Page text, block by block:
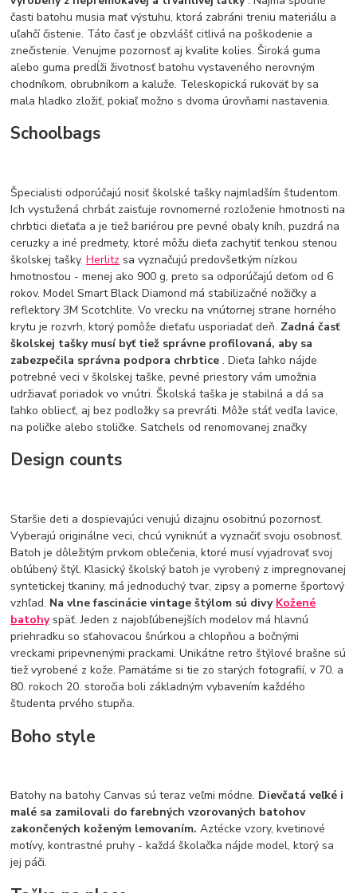
časti batohu musia mať výstuhu, ktorá zabráni treniu materiálu a
uľahčí čistenie. Táto časť je obzvlášť citlivá na poškodenie a
znečistenie. Venujme pozornosť aj kvalite kolies. Široká guma
alebo guma predĺži životnosť batohu vystaveného nerovným
chodníkom, obrubníkom a kaluže. Teleskopická rukoväť by sa
mala hladko zložiť, pokiaľ možno s dvoma úrovňami nastavenia.
Schoolbags
Špecialisti odporúčajú nosiť školské tašky najmladším študentom.
Ich vystužená chrbát zaisťuje rovnomerné rozloženie hmotnosti na
chrbtici dieťaťa a je tiež bariérou pre pevné obaly kníh, puzdrá na
ceruzky a iné predmety, ktoré môžu dieťa zachytiť tenkou stenou
školskej tašky.Herlitz sa vyznačujú predovšetkým nízkou
hmotnosťou - menej ako 900 g, preto sa odporúčajú deťom od 6
rokov. Model Smart Black Diamond má stabilizačné nožičky a
reflektory 3M Scotchlite. Vo vrecku na vnútornej strane horného
krytu je rozvrh, ktorý pomôže dieťaťu usporiadať deň. Zadná časť
školskej tašky musí byť tiež správne profilovaná, aby sa
zabezpečila správna podpora chrbtice. Dieťa ľahko nájde
potrebné veci v školskej taške, pevné priestory vám umožnia
udržiavať poriadok vo vnútri. Školská taška je stabilná a dá sa
ľahko obliecť, aj bez podložky sa prevráti. Môže stáť vedľa lavice,
na poličke alebo stoličke. Satchels od renomovanej značky
Design counts
Staršie deti a dospievajúci venujú dizajnu osobitnú pozornosť.
Vyberajú originálne veci, chcú vyniknúť a vyznačiť svoju osobnosť.
Batoh je dôležitým prvkom oblečenia, ktoré musí vyjadrovať svoj
obľúbený štýl. Klasický školský batoh je vyrobený z impregnovanej
syntetickej tkaniny, má jednoduchý tvar, zipsy a pomerne športový
vzhľad. Na vlne fascinácie vintage štýlom sú divy Kožené
batohyspäť. Jeden z najobľúbenejších modelov má hlavnú
priehradku so sťahovacou šnúrkou a chlopňou a bočnými
vreckami pripevnenými prackami. Unikátne retro štýlové brašne sú
tiež vyrobené z kože. Pamätáme si tie zo starých fotografií, v 70. a
80. rokoch 20. storočia boli základným vybavením každého
študenta prvého stupňa.
Boho style
Batohy na batohy Canvas sú teraz veľmi módne. Dievčatá veľké i
malé sa zamilovali do farebných vzorovaných batohov
zakončených koženým lemovaním.Aztécke vzory, kvetinové
motívy, kontrastné pruhy - každá školačka nájde model, ktorý sa
jej páči.